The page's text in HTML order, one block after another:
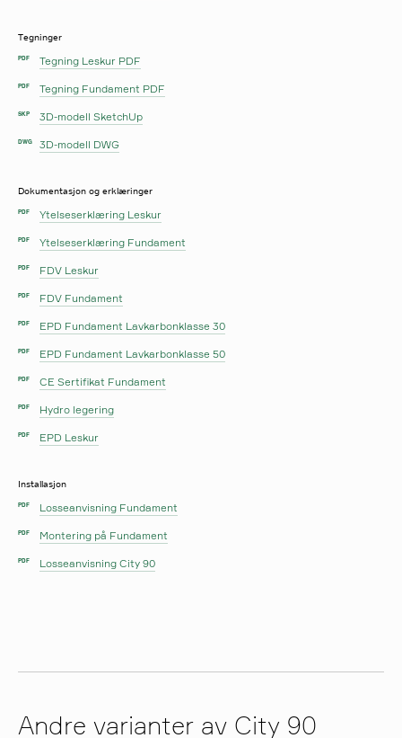
Tegninger
PDF Tegning Leskur PDF
PDF Tegning Fundament PDF
SKP 3D-modell SketchUp
DWG 3D-modell DWG
Dokumentasjon og erklæringer
PDF Ytelseserklæring Leskur
PDF Ytelseserklæring Fundament
PDF FDV Leskur
PDF FDV Fundament
PDF EPD Fundament Lavkarbonklasse 30
PDF EPD Fundament Lavkarbonklasse 50
PDF CE Sertifikat Fundament
PDF Hydro legering
PDF EPD Leskur
Installasjon
PDF Losseanvisning Fundament
PDF Montering på Fundament
PDF Losseanvisning City 90
Andre varianter av City 90